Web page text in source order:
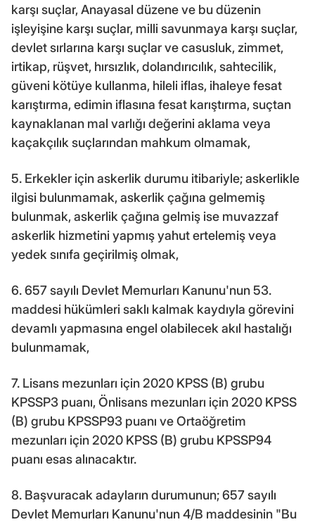
karşı suçlar, Anayasal düzene ve bu düzenin
işleyişine karşı suçlar, milli savunmaya karşı suçlar,
devlet sırlarına karşı suçlar ve casusluk, zimmet,
irtikap, rüşvet, hırsızlık, dolandırıcılık, sahtecilik,
güveni kötüye kullanma, hileli iflas, ihaleye fesat
karıştırma, edimin iflasına fesat karıştırma, suçtan
kaynaklanan mal varlığı değerini aklama veya
kaçakçılık suçlarından mahkum olmamak,
5. Erkekler için askerlik durumu itibariyle; askerlikle
ilgisi bulunmamak, askerlik çağına gelmemiş
bulunmak, askerlik çağına gelmiş ise muvazzaf
askerlik hizmetini yapmış yahut ertelemiş veya
yedek sınıfa geçirilmiş olmak,
6. 657 sayılı Devlet Memurları Kanunu'nun 53.
maddesi hükümleri saklı kalmak kaydıyla görevini
devamlı yapmasına engel olabilecek akıl hastalığı
bulunmamak,
7. Lisans mezunları için 2020 KPSS (B) grubu
KPSSP3 puanı, Önlisans mezunları için 2020 KPSS
(B) grubu KPSSP93 puanı ve Ortaöğretim
mezunları için 2020 KPSS (B) grubu KPSSP94
puanı esas alınacaktır.
8. Başvuracak adayların durumunun; 657 sayılı
Devlet Memurları Kanunu'nun 4/B maddesinin "Bu